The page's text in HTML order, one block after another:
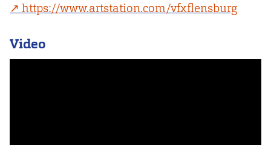
https://www.artstation.com/vfxflensburg
Video